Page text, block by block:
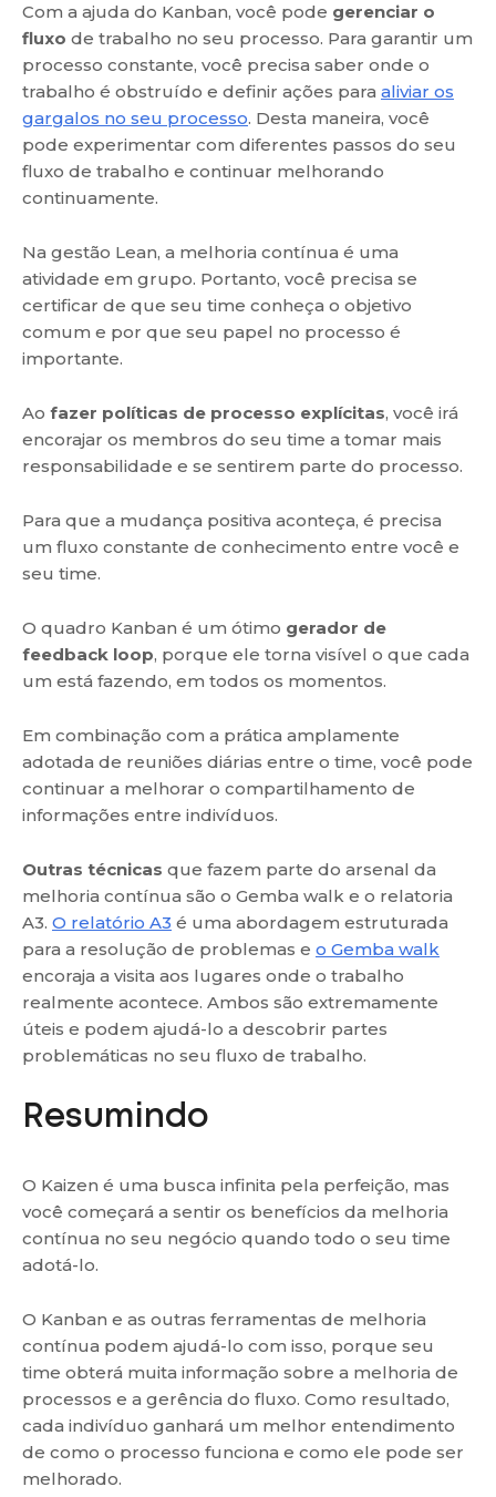
Com a ajuda do Kanban, você pode gerenciar o
fluxo de trabalho no seu processo. Para garantir um
processo constante, você precisa saber onde o
trabalho é obstruído e definir ações para aliviar os
gargalos no seu processo. Desta maneira, você
pode experimentar com diferentes passos do seu
fluxo de trabalho e continuar melhorando
continuamente.
Na gestão Lean, a melhoria contínua é uma
atividade em grupo. Portanto, você precisa se
certificar de que seu time conheça o objetivo
comum e por que seu papel no processo é
importante.
Ao fazer políticas de processo explícitas, você irá
encorajar os membros do seu time a tomar mais
responsabilidade e se sentirem parte do processo.
Para que a mudança positiva aconteça, é precisa
um fluxo constante de conhecimento entre você e
seu time.
O quadro Kanban é um ótimo gerador de
feedback loop, porque ele torna visível o que cada
um está fazendo, em todos os momentos.
Em combinação com a prática amplamente
adotada de reuniões diárias entre o time, você pode
continuar a melhorar o compartilhamento de
informações entre indivíduos.
Outras técnicas que fazem parte do arsenal da
melhoria contínua são o Gemba walk e o relatoria
A3. O relatório A3 é uma abordagem estruturada
para a resolução de problemas e o Gemba walk
encoraja a visita aos lugares onde o trabalho
realmente acontece. Ambos são extremamente
úteis e podem ajudá-lo a descobrir partes
problemáticas no seu fluxo de trabalho.
Resumindo
O Kaizen é uma busca infinita pela perfeição, mas
você começará a sentir os benefícios da melhoria
contínua no seu negócio quando todo o seu time
adotá-lo.
O Kanban e as outras ferramentas de melhoria
contínua podem ajudá-lo com isso, porque seu
time obterá muita informação sobre a melhoria de
processos e a gerência do fluxo. Como resultado,
cada indivíduo ganhará um melhor entendimento
de como o processo funciona e como ele pode ser
melhorado.